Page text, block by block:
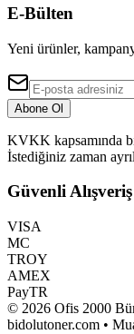
E-Bülten
Yeni ürünler,
Abone Ol
KVKK kapsamında
İstediğiniz zaman
Güvenli Alışveriş
VISA
MC
TROY
AMEX
PayTR
© 2026 Ofis 2000
bidolutoner.com •